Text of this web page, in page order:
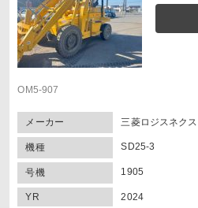
OM5-907
メーカー 三菱ロジスネク
機種 SD25-3
号機 1905
YR 2024